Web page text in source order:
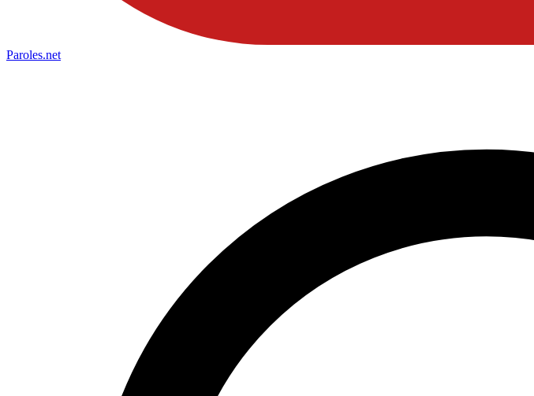
Paroles.net